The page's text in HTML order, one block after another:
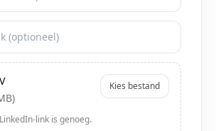
Kies bestand
link is genoeg.